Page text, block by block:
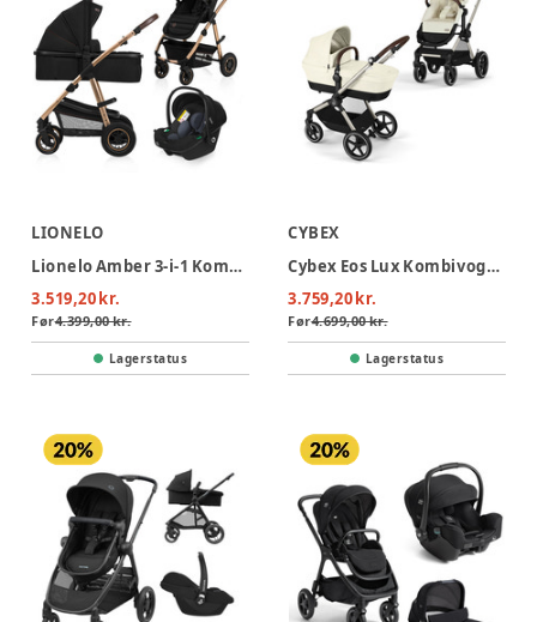
LIONELO
Lionelo Amber 3-i-1 Kombivognspakke - Black Onyx
3.519,20 kr.
Før4.399,00 kr.
Lagerstatus
CYBEX
Cybex Eos Lux Kombivogn - Seashell Beige/Light Beige
3.759,20 kr.
Før4.699,00 kr.
Lagerstatus